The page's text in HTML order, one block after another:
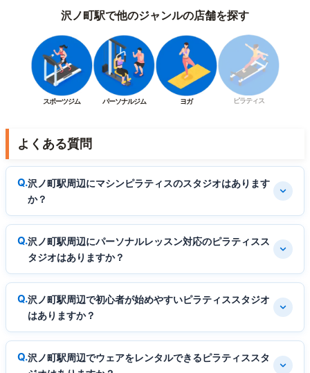
沢ノ町駅で他のジャンルの店舗を探す
スポーツジム パーソナルジム ヨガ ピラティス
よくある質問
沢ノ町駅周辺にマシンピラティスのスタジオはあります
か？
沢ノ町駅周辺にパーソナルレッスン対応のピラティスス
タジオはありますか？
沢ノ町駅周辺で初心者が始めやすいピラティススタジオ
はありますか？
沢ノ町駅周辺でウェアをレンタルできるピラティススタ